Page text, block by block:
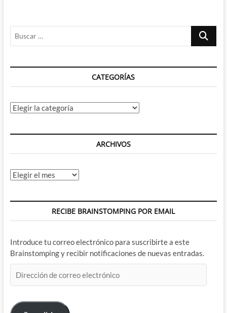
Conway
Buscar
CATEGORÍAS
Categorías
ARCHIVOS
Archivos
RECIBE BRAINSTOMPING POR EMAIL
Introduce tu correo electrónico para suscribirte a este
Brainstomping y recibir notificaciones de nuevas entradas.
de
electrónico